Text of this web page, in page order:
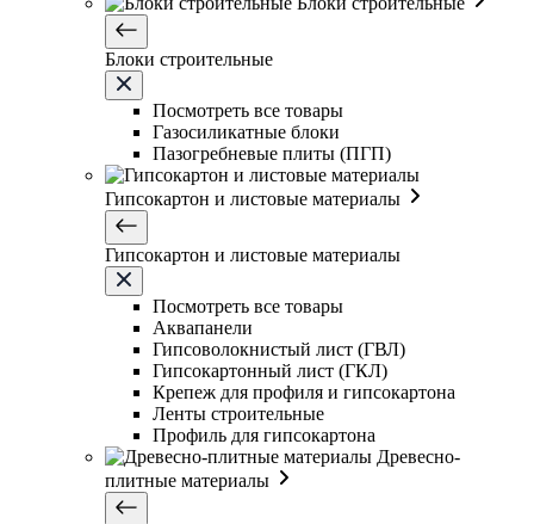
Блоки строительные
Посмотреть все товары
Газосиликатные блоки
Пазогребневые плиты (ПГП)
Гипсокартон и листовые материалы
Гипсокартон и листовые материалы
Посмотреть все товары
Аквапанели
Гипсоволокнистый лист (ГВЛ)
Гипсокартонный лист (ГКЛ)
Крепеж для профиля и гипсокартона
Ленты строительные
Профиль для гипсокартона
Древесно-
плитные материалы